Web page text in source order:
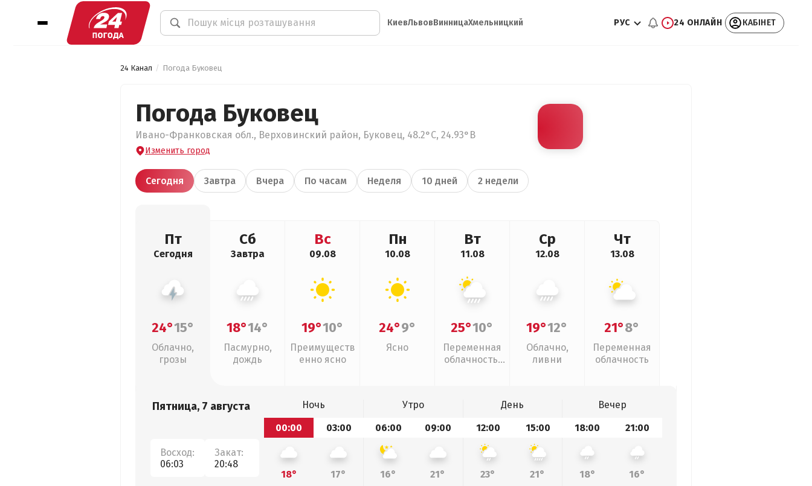
КиевЛьвовВинницаХмельницкий РУС 24 ОНЛАЙН КАБІНЕТ
24 Канал Погода Буковец
Погода Буковец
Ивано-Франковская обл., Верховинский район, Буковец, 48.2°С, 24.93°В
Изменить город
Сегодня Завтра Вчера По часам Неделя 10 дней 2 недели
Пт
Сегодня
24°15°
Облачно,
грозы
Сб
Завтра
18°14°
Пасмурно,
дождь
Вс
09.08
19°10°
Преимуществ
енно ясно
Пн
10.08
24°9°
Ясно
Вт
11.08
25°10°
Переменная
облачность,
Ср
12.08
19°12°
Облачно,
ливни
Чт
13.08
21°8°
Переменная
облачность
Пятница, 7 августа
Восход:
06:03
Закат:
20:48
Ночь Утро День
Вечер
00:00
03:00 06:00 09:00 12:00 15:00 18:00 21:00
18° 17° 16° 21° 23° 21° 18°
16°